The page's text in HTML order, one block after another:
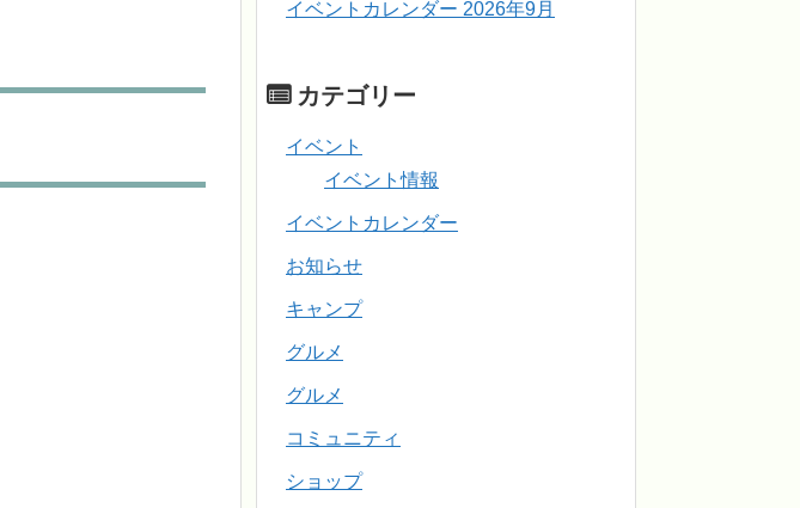
イベントカレンダー 2026年9月
カテゴリー
イベント
イベント情報
イベントカレンダー
お知らせ
キャンプ
グルメ
グルメ
コミュニティ
ショップ